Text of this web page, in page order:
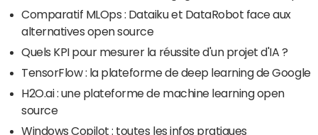
Comparatif MLOps : Dataiku et DataRobot face aux
alternatives open source
Quels KPI pour mesurer la réussite d'un projet d'IA ?
TensorFlow : la plateforme de deep learning de Google
H2O.ai : une plateforme de machine learning open
source
Windows Copilot : toutes les infos pratiques